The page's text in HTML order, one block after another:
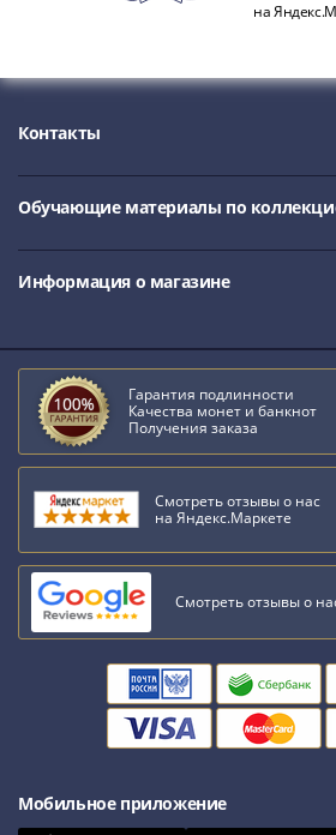
на
Контакты
Обучающие материалы по
Информация о магазине
Гарантия подлинности
Качества монет и банкнот
Получения заказа
Смотреть отзывы о нас
на Яндекс.Маркете
Смотреть отзывы о
Мобильное приложение